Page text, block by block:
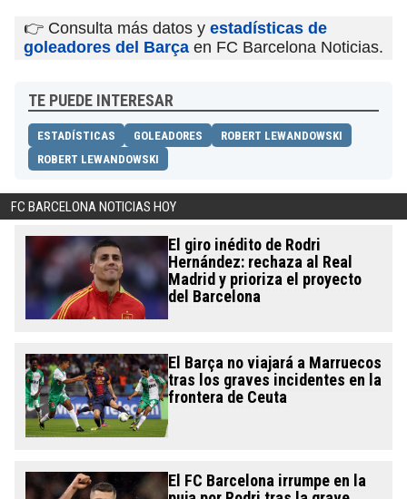
👉 Consulta más datos y estadísticas de
goleadores del Barça en FC Barcelona Noticias.
TE PUEDE INTERESAR
ESTADÍSTICAS GOLEADORES
ROBERT LEWANDOWSKI
ROBERT LEWANDOWSKI
FC BARCELONA NOTICIAS HOY
El giro inédito de Rodri
Hernández: rechaza al Real
Madrid y prioriza el proyecto
del Barcelona
El Barça no viajará a Marruecos
tras los graves incidentes en la
frontera de Ceuta
El FC Barcelona irrumpe en la